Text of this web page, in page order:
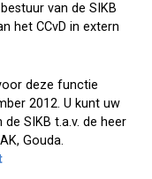
van de SIKB
het CCvD in extern
deze functie
2012. U kunt uw
SIKB t.a.v. de heer
Gouda.